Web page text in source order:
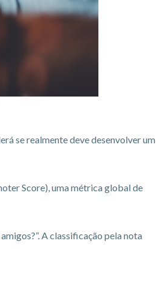
se realmente deve desenvolver um
Score), uma métrica global de
A classificação pela nota